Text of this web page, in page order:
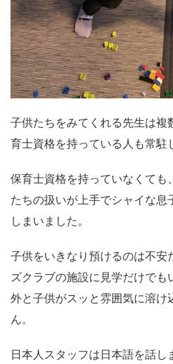
子供たちをみてくれる先生は複
育士資格を持っている人も常駐
保育士資格を持っていなくても
たちの扱いが上手でシャイな息
しまいました。
子供をいきなり預けるのは不安
ズクラブの施設に見学だけで
外と子供がスッと雰囲気に溶け
ん。
日本人スタッフは日本語を話し